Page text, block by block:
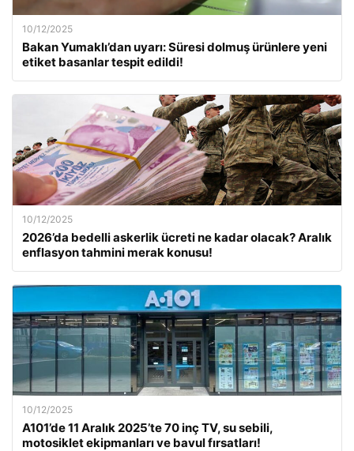
10/12/2025
Bakan Yumaklı’dan uyarı: Süresi dolmuş ürünlere yeni
etiket basanlar tespit edildi!
10/12/2025
2026’da bedelli askerlik ücreti ne kadar olacak? Aralık
enflasyon tahmini merak konusu!
10/12/2025
A101’de 11 Aralık 2025’te 70 inç TV, su sebili,
motosiklet ekipmanları ve bavul fırsatları!